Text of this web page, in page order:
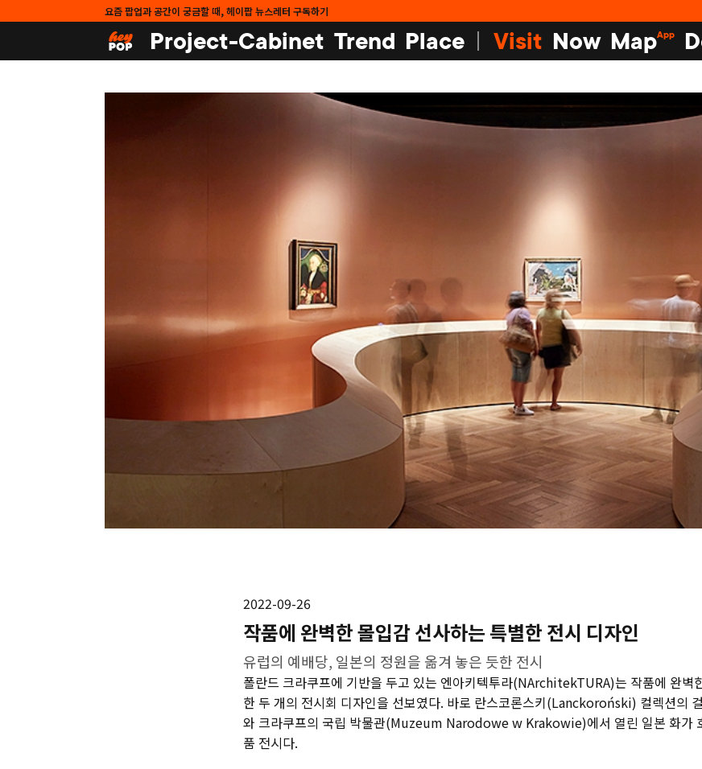
요즘 팝업과 공간이 궁금할 때, 헤이팝 뉴스레터 구독하기
Project-Cabinet Trend Place Visit Now MapApp
2022-09-26
작품에 완벽한 몰입감 선사하는 특별한 전시 디자인
유럽의 예배당, 일본의 정원을 옮겨 놓은 듯한 전시
폴란드 크라쿠프에 기반을 두고 있는 엔아키텍투라(NArchitekTURA)는 작품에 완벽
한 두 개의 전시회 디자인을 선보였다. 바로 란스코론스키(Lanckoroński) 컬렉션의
와 크라쿠프의 국립 박물관(Muzeum Narodowe w Krakowie)에서 열린 일본 화가
품 전시다.